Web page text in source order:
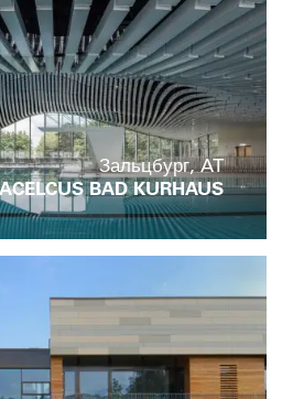
Зальцбург, AT
BAD KURHAUS